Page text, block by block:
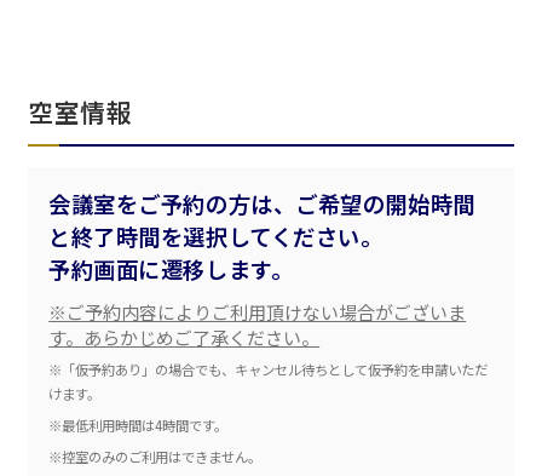
空室情報
会議室をご予約の方は、ご希望の開始時間
と終了時間を選択してください。
予約画面に遷移します。
※ご予約内容によりご利用頂けない場合がございま
す。あらかじめご了承ください。
※「仮予約あり」の場合でも、キャンセル待ちとして仮予約を申請いただ
けます。
※最低利用時間は4時間です。
※控室のみのご利用はできません。
ベルサール六本木グランドコンファレンスセンター
ベルサール六本木
ベルサール芝公園
ベルサール御成門タワー
ベルサール東京汐留コンファレンスセンター
ベルサール三田ガーデン
有明・羽田エリア
東京ガーデンシアター
ベルサール有明コンファレンスセンター
ベルサール羽田空港
日時
時間単位で選ぶ
人数／レイアウト※複数選択可能